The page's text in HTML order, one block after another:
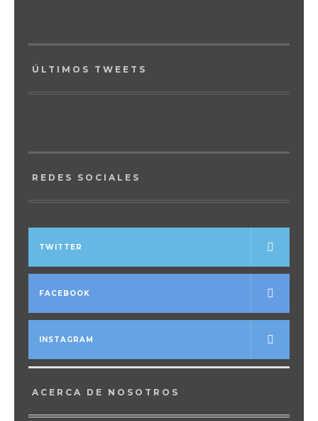
ÚLTIMOS TWEETS
REDES SOCIALES
TWITTER
FACEBOOK
INSTAGRAM
ACERCA DE NOSOTROS